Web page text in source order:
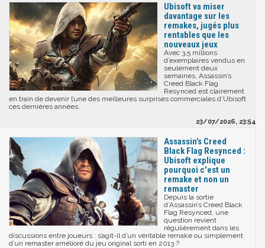
Ubisoft va miser
davantage sur les
remakes, jugés plus
rentables que les
nouveaux jeux
Avec 3,5 millions
d’exemplaires vendus en
seulement deux
semaines, Assassin’s
Creed Black Flag
Resynced est clairement
en train de devenir l’une des meilleures surprises commerciales d’Ubisoft
ces dernières années.
23/07/2026, 23:54
Assassin’s Creed
Black Flag Resynced :
Ubisoft explique
pourquoi c'est un
remake et non un
remaster
Depuis la sortie
d’Assassin’s Creed Black
Flag Resynced, une
question revient
régulièrement dans les
discussions entre joueurs : s’agit-il d’un véritable remake ou simplement
d’un remaster amélioré du jeu original sorti en 2013 ?